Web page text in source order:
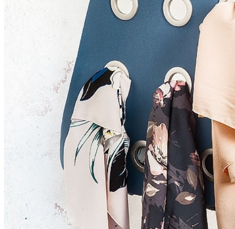
Accessoires
Kleidung